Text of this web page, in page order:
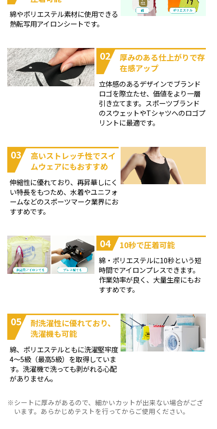
綿やポリエステル素材に使用できる
熱転写用アイロンシートです。
02
厚みのある仕上がりで存
在感アップ
立体感のあるデザインでブランド
ロゴを際立たせ、価値をより一層
引き立てます。スポーツブランド
のスウェットやTシャツへのロゴプ
リントに最適です。
03
高いストレッチ性でスイ
ムウェアにもおすすめ
伸縮性に優れており、再昇華しにく
い特長をもつため、水着やユニフォ
ームなどのスポーツマーク業界にお
すすめです。
04 10秒で圧着可能
綿・ポリエステルに10秒という短
時間でアイロンプレスできます。
作業効率が良く、大量生産にもお
すすめです。
05
耐洗濯性に優れており、
洗濯機も可能
綿、ポリエステルともに洗濯堅牢度
4～5級（最高5級）を取得していま
す。洗濯機で洗っても剥がれる心配
がありません。
シートに厚みがあるので、細かいカットが出来ない場合がござ
います。あらかじめテストを行ってからご使用ください。